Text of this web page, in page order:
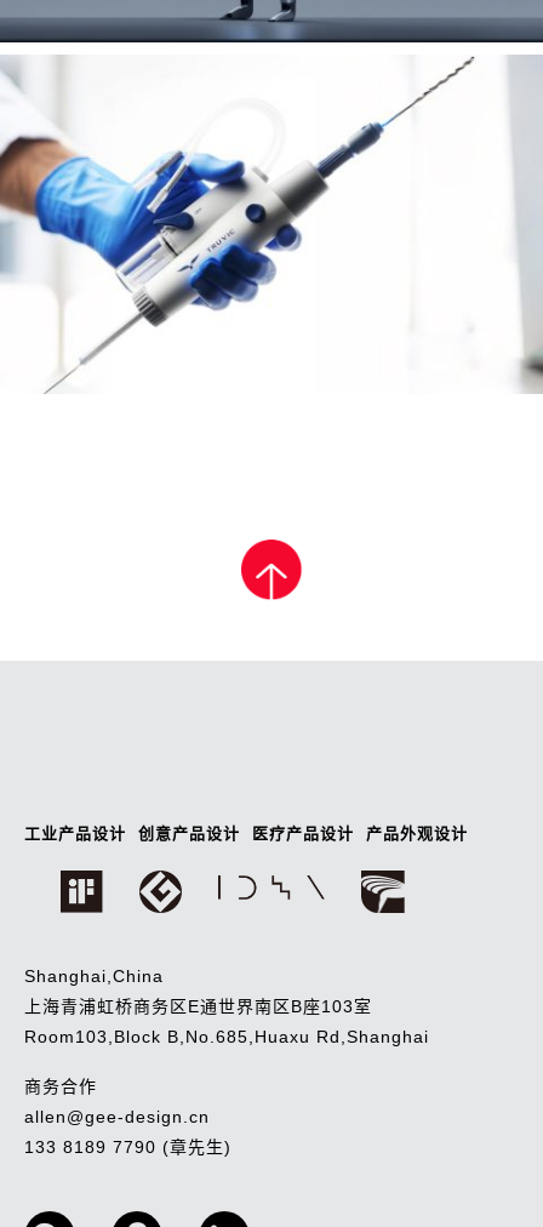
上海青浦虹桥商务区E通世界南区B座103室
Room103,Block B,No.685,Huaxu Rd,Shanghai
allen@gee-design.cn
133 8189 7790 (章先生)